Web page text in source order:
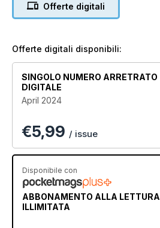
Offerte digitali
Offerte digitali disponibili:
SINGOLO NUMERO ARRETRATO
DIGITALE
April 2024
€5,99 / issue
Disponibile con
ABBONAMENTO ALLA LETTURA
ILLIMITATA